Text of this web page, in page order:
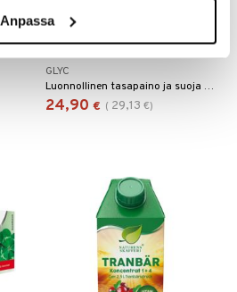
Anpassa
GLYC UriVital 7
GLYC
Luonnollinen tasapaino ja suoja – naisen herkimmälle järjestelmälle.
24,90 € ( 29,13 €)